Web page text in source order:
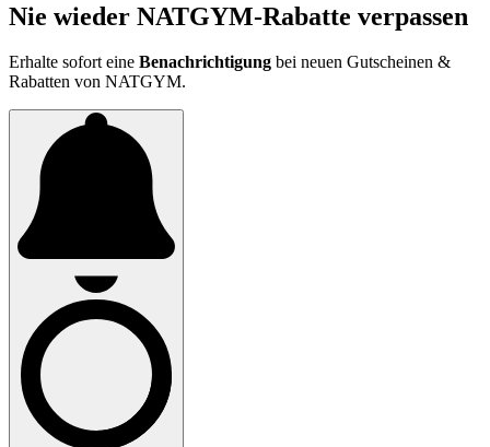
Nie wieder NATGYM-Rabatte verpassen
Erhalte sofort eine Benachrichtigung bei neuen Gutscheinen &
Rabatten von NATGYM.